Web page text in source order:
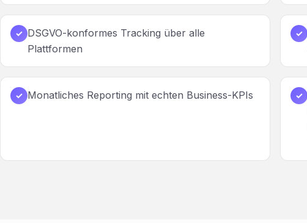
✓ DSGVO-konformes Tracking über alle
Plattformen
✓
✓ Monatliches Reporting mit echten Business-KPIs ✓